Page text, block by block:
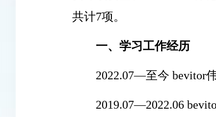
共计7项。
一、学习工作经历
2022.07—至今 bevitor
2019.07―2022.06